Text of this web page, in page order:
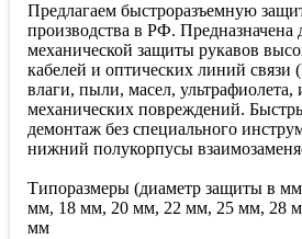
Предлагаем быстроразъемную
производства в РФ. Предназначена
механической защиты рукавов
кабелей и оптических линий
влаги, пыли, масел, ультрафиолета,
механических повреждений.
демонтаж без специального
нижний полукорпусы
Типоразмеры (диаметр защиты в
мм, 18 мм, 20 мм, 22 мм, 25 мм, 28
мм